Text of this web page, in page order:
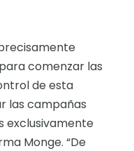
comenzar las
de esta
las campañas
exclusivamente
Monge. “De